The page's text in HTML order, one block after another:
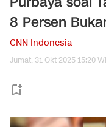
8 Persen
CNN Indonesia
Jumat, 31 Okt 2025 15:20